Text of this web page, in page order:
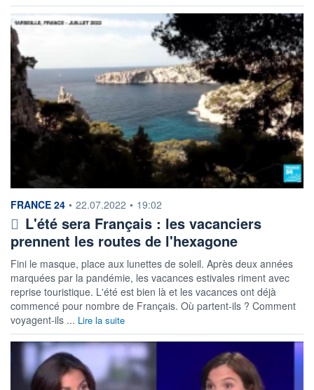
information fournie par
FRANCE 24 • 22.07.2022 • 19:02
L'été sera Français : les vacanciers
prennent les routes de l'hexagone
Fini le masque, place aux lunettes de soleil. Après deux années
marquées par la pandémie, les vacances estivales riment avec
reprise touristique. L'été est bien là et les vacances ont déjà
commencé pour nombre de Français. Où partent-ils ? Comment
voyagent-ils ... Lire la suite